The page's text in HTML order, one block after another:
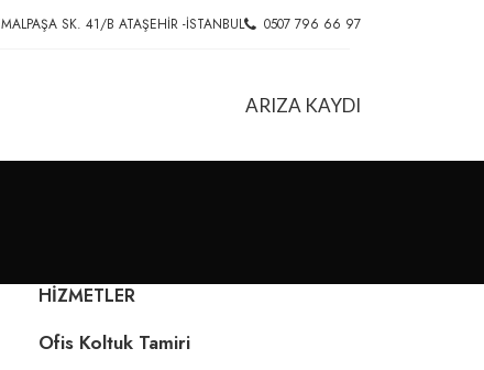
SK. 41/B ATAŞEHIR -İSTANBUL 0507 796 66 97
ARIZA KAYDI
HIZMETLER
Ofis Koltuk Tamiri